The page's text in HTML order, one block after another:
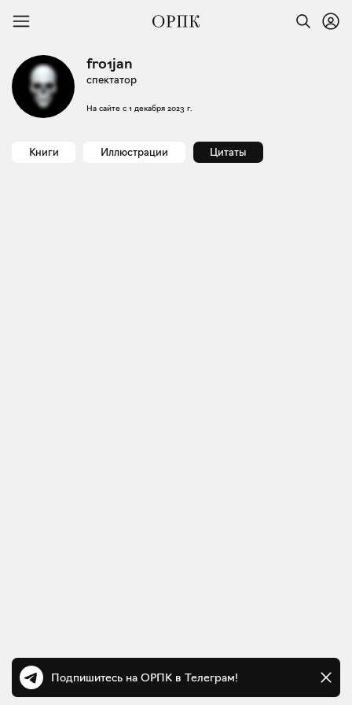
fro1jan
спектатор
На сайте с 1 декабря 2023 г.
Книги Иллюстрации Цитаты
Подпишитесь на ОРПК в Телеграм!